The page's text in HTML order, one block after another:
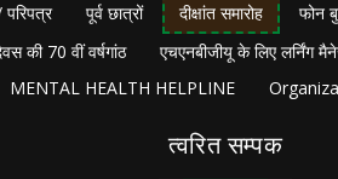
पूर्व छात्रों दीक्षांत समारोह फोन
की 70 वीं वर्षगांठ एचएनबीजीयू के लिए लर्निंग
MENTAL HEALTH HELPLINE
त्वरित सम्पक